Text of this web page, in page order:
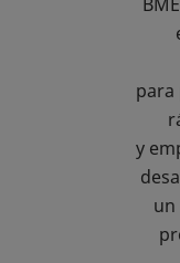
para
y
un